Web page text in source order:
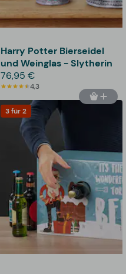
Harry Potter Bierseidel
und Weinglas - Slytherin
76,95 €
4,3
3 für 2